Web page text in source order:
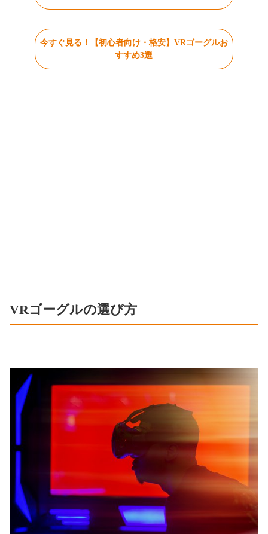
今すぐ見る！【初心者向け・格安】VRゴーグルお
すすめ3選
VRゴーグルの選び方